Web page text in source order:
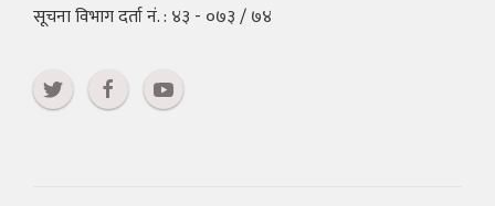
सूचना विभाग दर्ता नं. : ४३ - ०७३ / ७४